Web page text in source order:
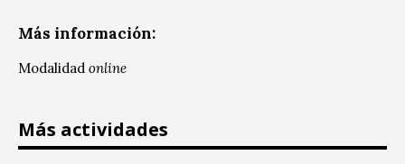
Más información:
Modalidad online
Más actividades